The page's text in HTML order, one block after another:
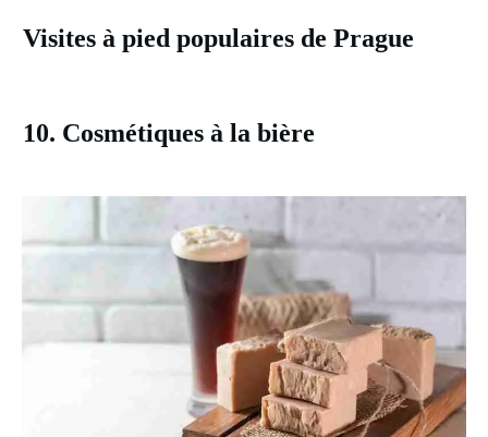
Visites à pied populaires de Prague
10. Cosmétiques à la bière